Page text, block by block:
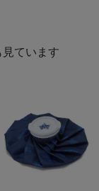
ています